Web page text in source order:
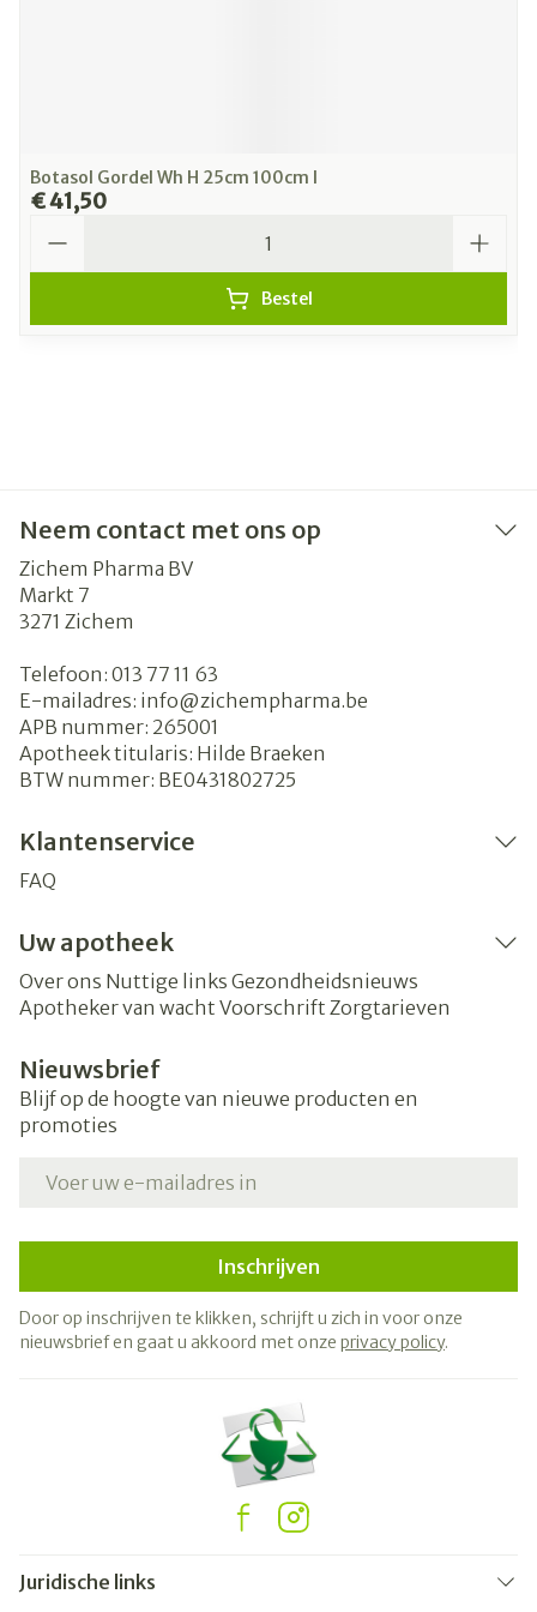
Botasol Gordel Wh H 25cm 100cm l
€ 41,50
Bestel
Neem contact met ons op
Zichem Pharma BV
Markt 7
3271 Zichem
Telefoon: 013 77 11 63
E-mailadres: info@zichempharma.be
APB nummer: 265001
Apotheek titularis: Hilde Braeken
BTW nummer: BE0431802725
Klantenservice
FAQ
Uw apotheek
Over ons Nuttige links Gezondheidsnieuws
Apotheker van wacht Voorschrift Zorgtarieven
Nieuwsbrief
Blijf op de hoogte van nieuwe producten en
promoties
Inschrijven
Door op inschrijven te klikken, schrijft u zich in voor onze
nieuwsbrief en gaat u akkoord met onze privacy policy.
Juridische links